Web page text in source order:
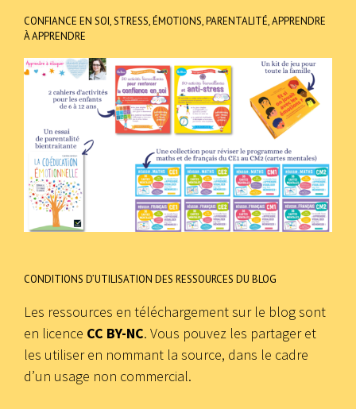
CONFIANCE EN SOI, STRESS, ÉMOTIONS, PARENTALITÉ, APPRENDRE
À APPRENDRE
CONDITIONS D’UTILISATION DES RESSOURCES DU BLOG
Les ressources en téléchargement sur le blog sont
en licence CC BY-NC. Vous pouvez les partager et
les utiliser en nommant la source, dans le cadre
d’un usage non commercial.